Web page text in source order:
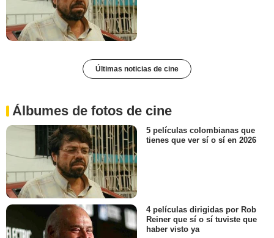
Últimas noticias de cine
Álbumes de fotos de cine
5 películas colombianas que
tienes que ver sí o sí en 2026
4 películas dirigidas por Rob
Reiner que sí o sí tuviste que
haber visto ya